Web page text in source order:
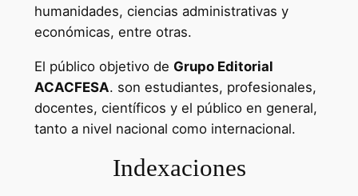
humanidades, ciencias administrativas y
económicas, entre otras.
El público objetivo de Grupo Editorial
ACACFESA. son estudiantes, profesionales,
docentes, científicos y el público en general,
tanto a nivel nacional como internacional.
Indexaciones